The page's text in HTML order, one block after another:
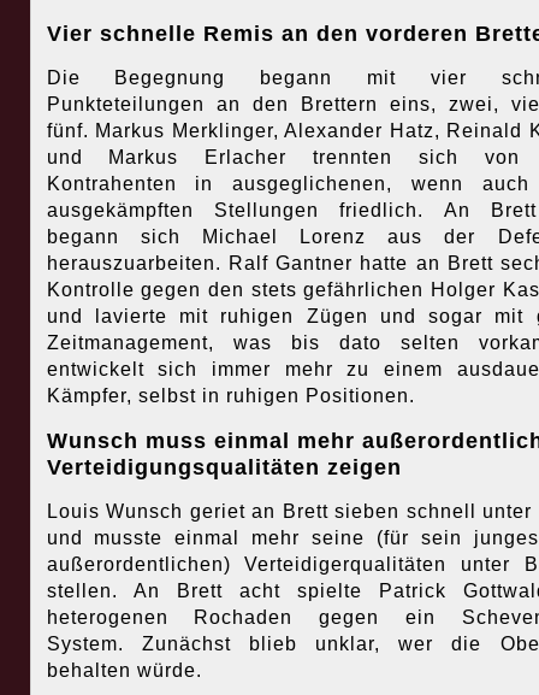
Vier schnelle Remis an den vorderen
Die Begegnung begann mit vier
Punkteteilungen an den Brettern eins, zwei,
fünf. Markus Merklinger, Alexander Hatz, Reinald
und Markus Erlacher trennten sich von
Kontrahenten in ausgeglichenen, wenn
ausgekämpften Stellungen friedlich. An
begann sich Michael Lorenz aus der
herauszuarbeiten. Ralf Gantner hatte an Brett
Kontrolle gegen den stets gefährlichen Holger
und lavierte mit ruhigen Zügen und sogar mit
Zeitmanagement, was bis dato selten
entwickelt sich immer mehr zu einem
Kämpfer, selbst in ruhigen Positionen.
Wunsch muss einmal mehr
Verteidigungsqualitäten zeigen
Louis Wunsch geriet an Brett sieben schnell unter
und musste einmal mehr seine (für sein
außerordentlichen) Verteidigerqualitäten unter
stellen. An Brett acht spielte Patrick
heterogenen Rochaden gegen ein
System. Zunächst blieb unklar, wer die
behalten würde.